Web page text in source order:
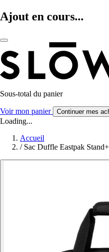
Ajout en cours...
Sous-total du panier
Voir mon panier Continuer mes
Loading...
Accueil
/ Sac Duffle Eastpak Stand+